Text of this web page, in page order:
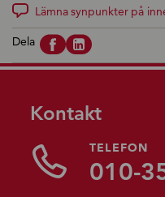
Lämna synpunkter på
Dela
Kontakt
TELEFON
010-